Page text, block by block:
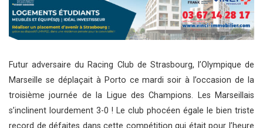
Futur adversaire du Racing Club de Strasbourg, l’Olympique de
Marseille se déplaçait à Porto ce mardi soir à l’occasion de la
troisième journée de la Ligue des Champions. Les Marseillais
s’inclinent lourdement 3-0 ! Le club phocéen égale le bien triste